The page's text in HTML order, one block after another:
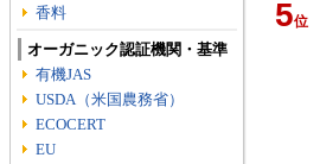
5位
香料
オーガニック認証機関・基準
有機JAS
USDA（米国農務省）
ECOCERT
EU